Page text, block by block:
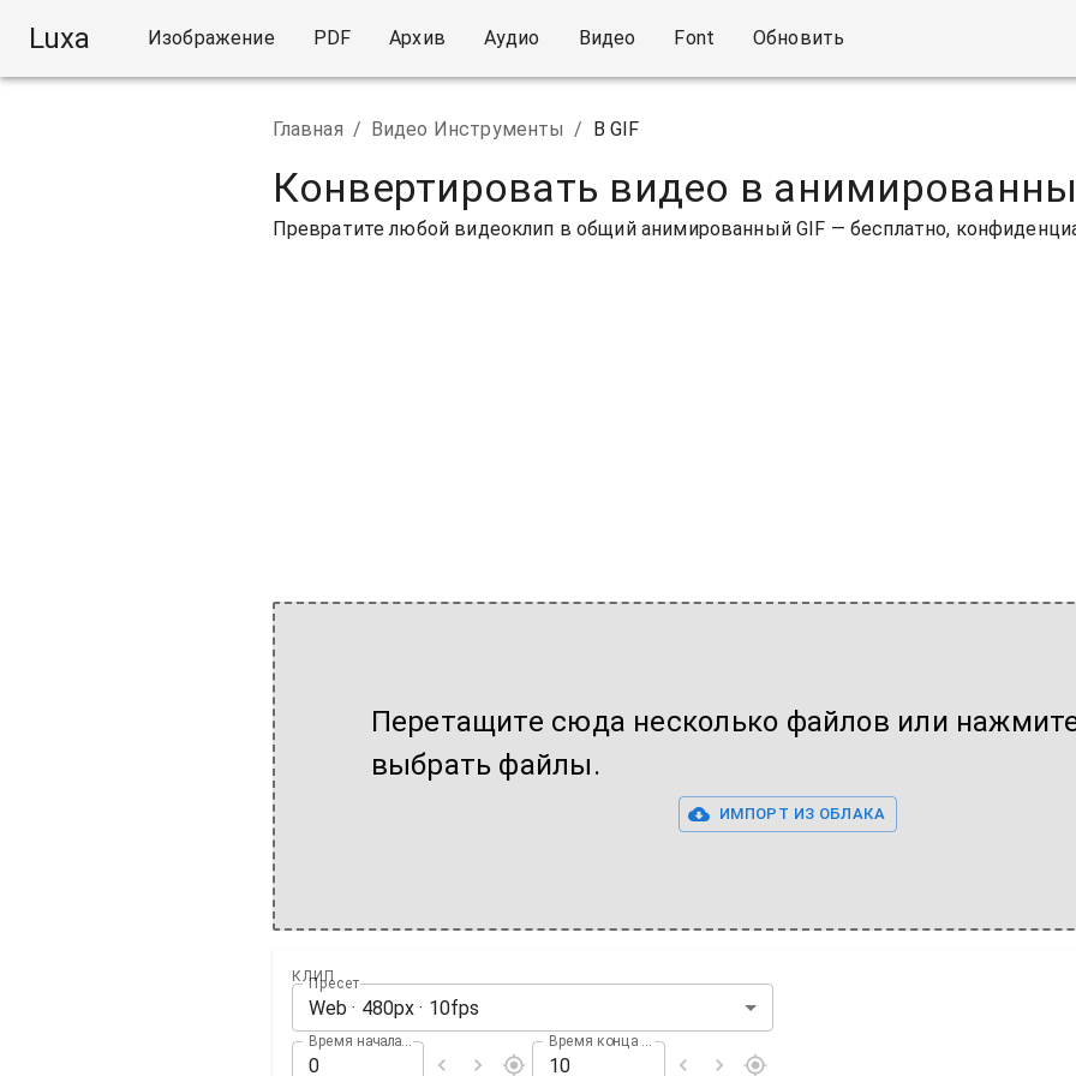
Luxa Изображение PDF Архив Аудио Видео Font Обновить
Главная / Видео Инструменты / В GIF
Конвертировать видео в
Превратите любой видеоклип в общий анимированный GIF — бесплатно,
Перетащите сюда несколько файлов или
выбрать файлы.
ИМПОРТ ИЗ ОБЛАКА
КЛИП
Пресет
Web · 480px · 10fps
Время начала (с)